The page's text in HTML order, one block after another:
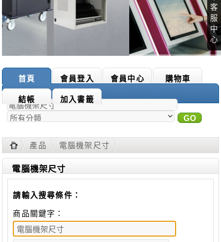
客
服
中
心
首頁 會員登入 會員中心 購物車
結帳 加入書籤
商品搜尋：
GO
產品
電腦機架尺寸
電腦機架尺寸
請輸入搜尋條件：
商品關鍵字：